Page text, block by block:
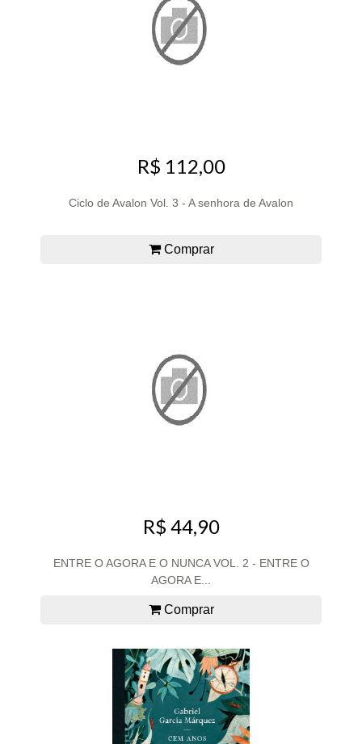
R$ 112,00
Ciclo de Avalon Vol. 3 - A senhora de Avalon
Comprar
R$ 44,90
ENTRE O AGORA E O NUNCA VOL. 2 - ENTRE O
AGORA E...
Comprar